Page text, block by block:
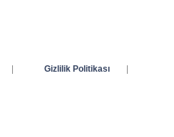
| Gizlilik Politikası
|